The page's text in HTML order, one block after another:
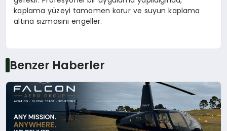
kaplama yüzeyi tamamen korur ve suyun kaplama
altına sızmasını engeller.
Benzer Haberler